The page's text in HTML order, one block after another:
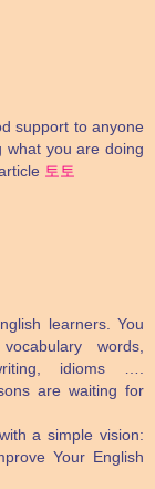
support to anyone
what you are doing
토토
learners. You
words,
idioms ….
are waiting for
a simple vision:
Your English